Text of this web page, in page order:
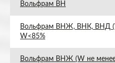
Вольфрам ВН
Вольфрам ВНЖ, ВНК, ВНД
W<85%
Вольфрам ВНЖ (W не